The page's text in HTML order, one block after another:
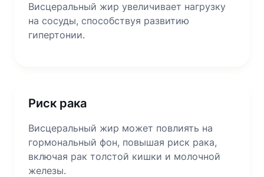
Висцеральный жир увеличивает нагрузку
на сосуды, способствуя развитию
гипертонии.
Риск рака
Висцеральный жир может повлиять на
гормональный фон, повышая риск рака,
включая рак толстой кишки и молочной
железы.